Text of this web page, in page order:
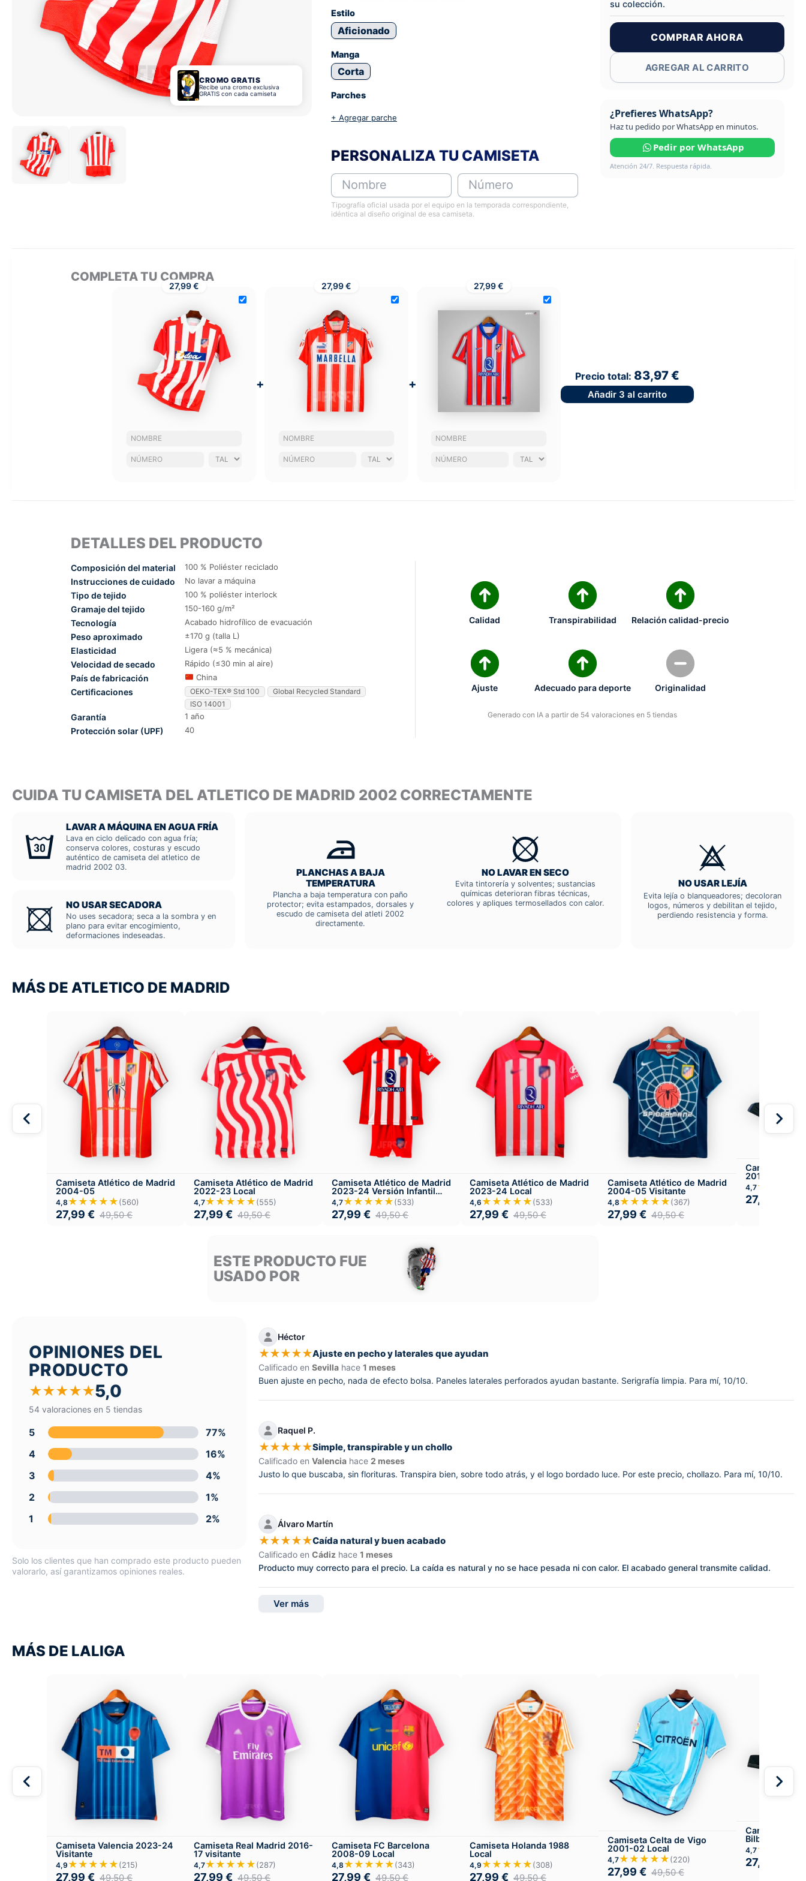
CROMO GRATIS
Recibe una cromo exclusiva
GRATIS con cada camiseta
Estilo
Aficionado
Manga
Corta
Parches
+ Agregar parche
PERSONALIZA TU CAMISETA
Nombre Número
Tipografía oficial usada por el equipo en la temporada correspondiente,
idéntica al diseño original de esa camiseta.
su colección.
COMPRAR AHORA
AGREGAR AL CARRITO
¿Prefieres WhatsApp?
Haz tu pedido por WhatsApp en minutos.
Pedir por WhatsApp
Atención 24/7. Respuesta rápida.
COMPLETA TU COMPRA
27,99 €
+
27,99 €
+
27,99 €
Precio total: 83,97 €
Añadir 3 al carrito
DETALLES DEL PRODUCTO
Composición del material 100 % Poliéster reciclado
Instrucciones de cuidado No lavar a máquina
Tipo de tejido 100 % poliéster interlock
Gramaje del tejido 150-160 g/m²
Tecnología Acabado hidrofílico de evacuación
Peso aproximado ±170 g (talla L)
Elasticidad Ligera (≈5 % mecánica)
Velocidad de secado Rápido (≤30 min al aire)
País de fabricación China
Certificaciones OEKO-TEX® Std 100
Global Recycled Standard
ISO 14001
Garantía 1 año
Protección solar (UPF) 40
Calidad Transpirabilidad Relación calidad-precio
Ajuste Adecuado para deporte Originalidad
Generado con IA a partir de 54 valoraciones en 5 tiendas
CUIDA TU CAMISETA DEL ATLETICO DE MADRID 2002 CORRECTAMENTE
LAVAR A MÁQUINA EN AGUA FRÍA
Lava en ciclo delicado con agua fría;
conserva colores, costuras y escudo
auténtico de camiseta del atletico de
madrid 2002 03.
NO USAR SECADORA
No uses secadora; seca a la sombra y en
plano para evitar encogimiento,
deformaciones indeseadas.
PLANCHAS A BAJA
TEMPERATURA
Plancha a baja temperatura con paño
protector; evita estampados, dorsales y
escudo de camiseta del atleti 2002
directamente.
NO LAVAR EN SECO
Evita tintorería y solventes; sustancias
químicas deterioran fibras técnicas,
colores y apliques termosellados con calor.
NO USAR LEJÍA
Evita lejía o blanqueadores; decoloran
logos, números y debilitan el tejido,
perdiendo resistencia y forma.
MÁS DE ATLETICO DE MADRID
Camiseta Atlético de Madrid
2004-05
4,8 ★★★★★(560)
27,99 € 49,50€
Camiseta Atlético de Madrid
2022-23 Local
4,7★★★★★(555)
27,99 € 49,50€
Camiseta Atlético de Madrid
2023-24 Versión Infantil
Local
4,7★★★★★(533)
27,99 € 49,50€
Camiseta Atlético de Madrid
2023-24 Local
4,6 ★★★★★(533)
27,99 € 49,50€
Camiseta Atlético de Madrid
2004-05 Visitante
4,8 ★★★★★(367)
27,99 € 49,50€
Camiseta
2016-17
4,7
27,99
ESTE PRODUCTO FUE
USADO POR
OPINIONES DEL
PRODUCTO
★★★★★5,0
54 valoraciones en 5 tiendas
5
77%
4
16%
3
4%
2
1%
1
2%
Solo los clientes que han comprado este producto pueden
valorarlo, así garantizamos opiniones reales.
Héctor
★★★★★Ajuste en pecho y laterales que ayudan
Calificado enSevilla hace1 meses
Buen ajuste en pecho, nada de efecto bolsa. Paneles laterales perforados ayudan bastante. Serigrafía limpia. Para mí, 10/10.
Raquel P.
★★★★★Simple, transpirable y un chollo
Calificado enValencia hace2 meses
Justo lo que buscaba, sin florituras. Transpira bien, sobre todo atrás, y el logo bordado luce. Por este precio, chollazo. Para mí, 10/10.
Álvaro Martín
★★★★★Caída natural y buen acabado
Calificado enCádiz hace1 meses
Producto muy correcto para el precio. La caída es natural y no se hace pesada ni con calor. El acabado general transmite calidad.
Ver más
MÁS DE LALIGA
Camiseta Valencia 2023-24
Visitante
4,9 ★★★★★(215)
27,99 € 49,50€
Camiseta Real Madrid 2016-
17 visitante
4,7★★★★★(287)
27,99 € 49,50€
Camiseta FC Barcelona
2008-09 Local
4,8 ★★★★★(343)
27,99 € 49,50€
Camiseta Holanda 1988
Local
4,9 ★★★★★(308)
27,99 € 49,50€
Camiseta Celta de Vigo
2001-02 Local
4,7★★★★★(220)
27,99 € 49,50€
Camiseta
Bilbao 2007-
4,7
27,99